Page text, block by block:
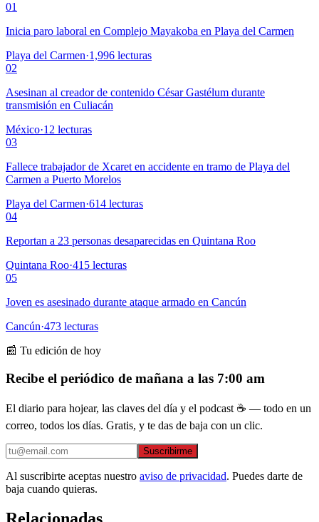
01
Inicia paro laboral en Complejo Mayakoba en Playa del Carmen
Playa del Carmen·1,996 lecturas
02
Asesinan al creador de contenido César Gastélum durante
transmisión en Culiacán
México·12 lecturas
03
Fallece trabajador de Xcaret en accidente en tramo de Playa del
Carmen a Puerto Morelos
Playa del Carmen·614 lecturas
04
Reportan a 23 personas desaparecidas en Quintana Roo
Quintana Roo·415 lecturas
05
Joven es asesinado durante ataque armado en Cancún
Cancún·473 lecturas
📰 Tu edición de hoy
Recibe el periódico de mañana a las 7:00 am
El diario para hojear, las claves del día y el podcast ☕ — todo en un
correo, todos los días. Gratis, y te das de baja con un clic.
Suscribirme
Al suscribirte aceptas nuestro aviso de privacidad. Puedes darte de
baja cuando quieras.